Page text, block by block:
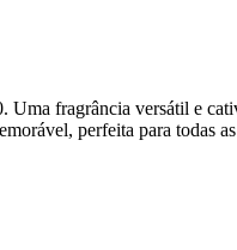
fragrância versátil e
perfeita para todas